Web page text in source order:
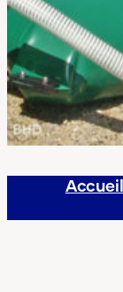
Accueil